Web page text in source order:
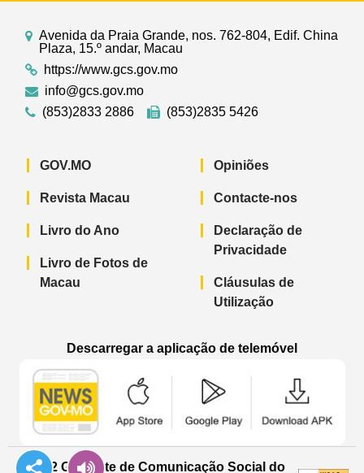
Avenida da Praia Grande, nos. 762-804, Edif. China
Plaza, 15.º andar, Macau
https://www.gcs.gov.mo
info@gcs.gov.mo
(853)2833 2886
(853)2835 5426
GOV.MO
Revista Macau
Livro do Ano
Livro de Fotos de
Macau
Opiniões
Contacte-nos
Declaração de
Privacidade
Cláusulas de
Utilização
Descarregar a aplicação de telemóvel
© 2022 Gabinete de Comunicação Social do